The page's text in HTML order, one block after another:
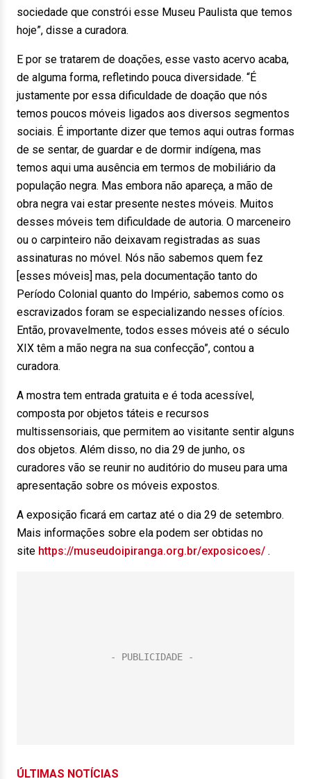
sociedade que constrói esse Museu Paulista que temos
hoje”, disse a curadora.
E por se tratarem de doações, esse vasto acervo acaba,
de alguma forma, refletindo pouca diversidade. “É
justamente por essa dificuldade de doação que nós
temos poucos móveis ligados aos diversos segmentos
sociais. É importante dizer que temos aqui outras formas
de se sentar, de guardar e de dormir indígena, mas
temos aqui uma ausência em termos de mobiliário da
população negra. Mas embora não apareça, a mão de
obra negra vai estar presente nestes móveis. Muitos
desses móveis tem dificuldade de autoria. O marceneiro
ou o carpinteiro não deixavam registradas as suas
assinaturas no móvel. Nós não sabemos quem fez
[esses móveis] mas, pela documentação tanto do
Período Colonial quanto do Império, sabemos como os
escravizados foram se especializando nesses ofícios.
Então, provavelmente, todos esses móveis até o século
XIX têm a mão negra na sua confecção”, contou a
curadora.
A mostra tem entrada gratuita e é toda acessível,
composta por objetos táteis e recursos
multissensoriais, que permitem ao visitante sentir alguns
dos objetos. Além disso, no dia 29 de junho, os
curadores vão se reunir no auditório do museu para uma
apresentação sobre os móveis expostos.
A exposição ficará em cartaz até o dia 29 de setembro.
Mais informações sobre ela podem ser obtidas no
site https://museudoipiranga.org.br/exposicoes/ .